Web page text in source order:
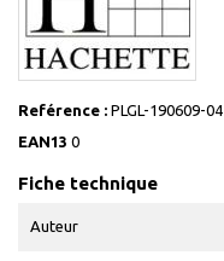
Reférence : PLGL-190609-04
EAN13 0
Fiche technique
Auteur